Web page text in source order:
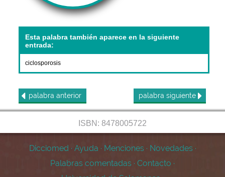
Esta palabra también aparece en la siguiente
entrada:
ciclosporosis
palabra anterior palabra siguiente
ISBN: 8478005722
Dicciomed · Ayuda · Menciones · Novedades ·
Palabras comentadas · Contacto ·